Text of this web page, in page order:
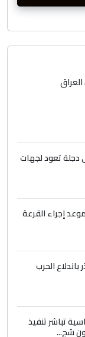
454 تجاوزاً على دجلة تعود لجهات
إجراء القرعة
الحرب
تباشر تنفيذ
شج...